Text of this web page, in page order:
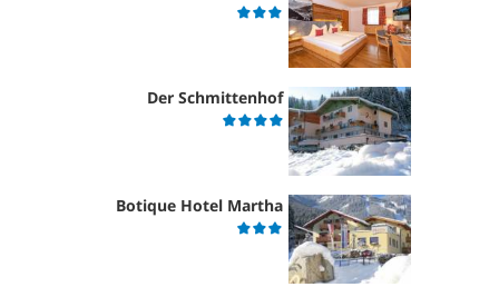
Der Schmittenhof
Botique Hotel Martha